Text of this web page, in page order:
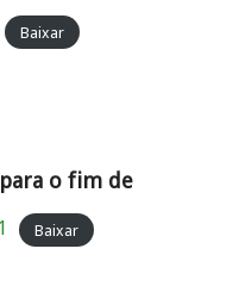
Baixar
o fim de
Baixar